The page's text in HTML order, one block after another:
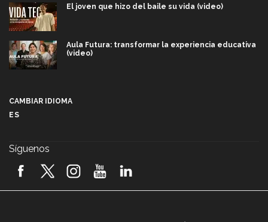
El joven que hizo del baile su vida (video)
Aula Futura: transformar la experiencia educativa
(video)
2026! (video)
CAMBIAR IDIOMA
ES
Síguenos